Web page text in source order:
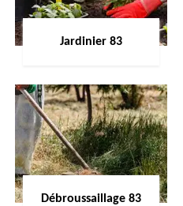
Jardinier 83
Débroussaillage 83